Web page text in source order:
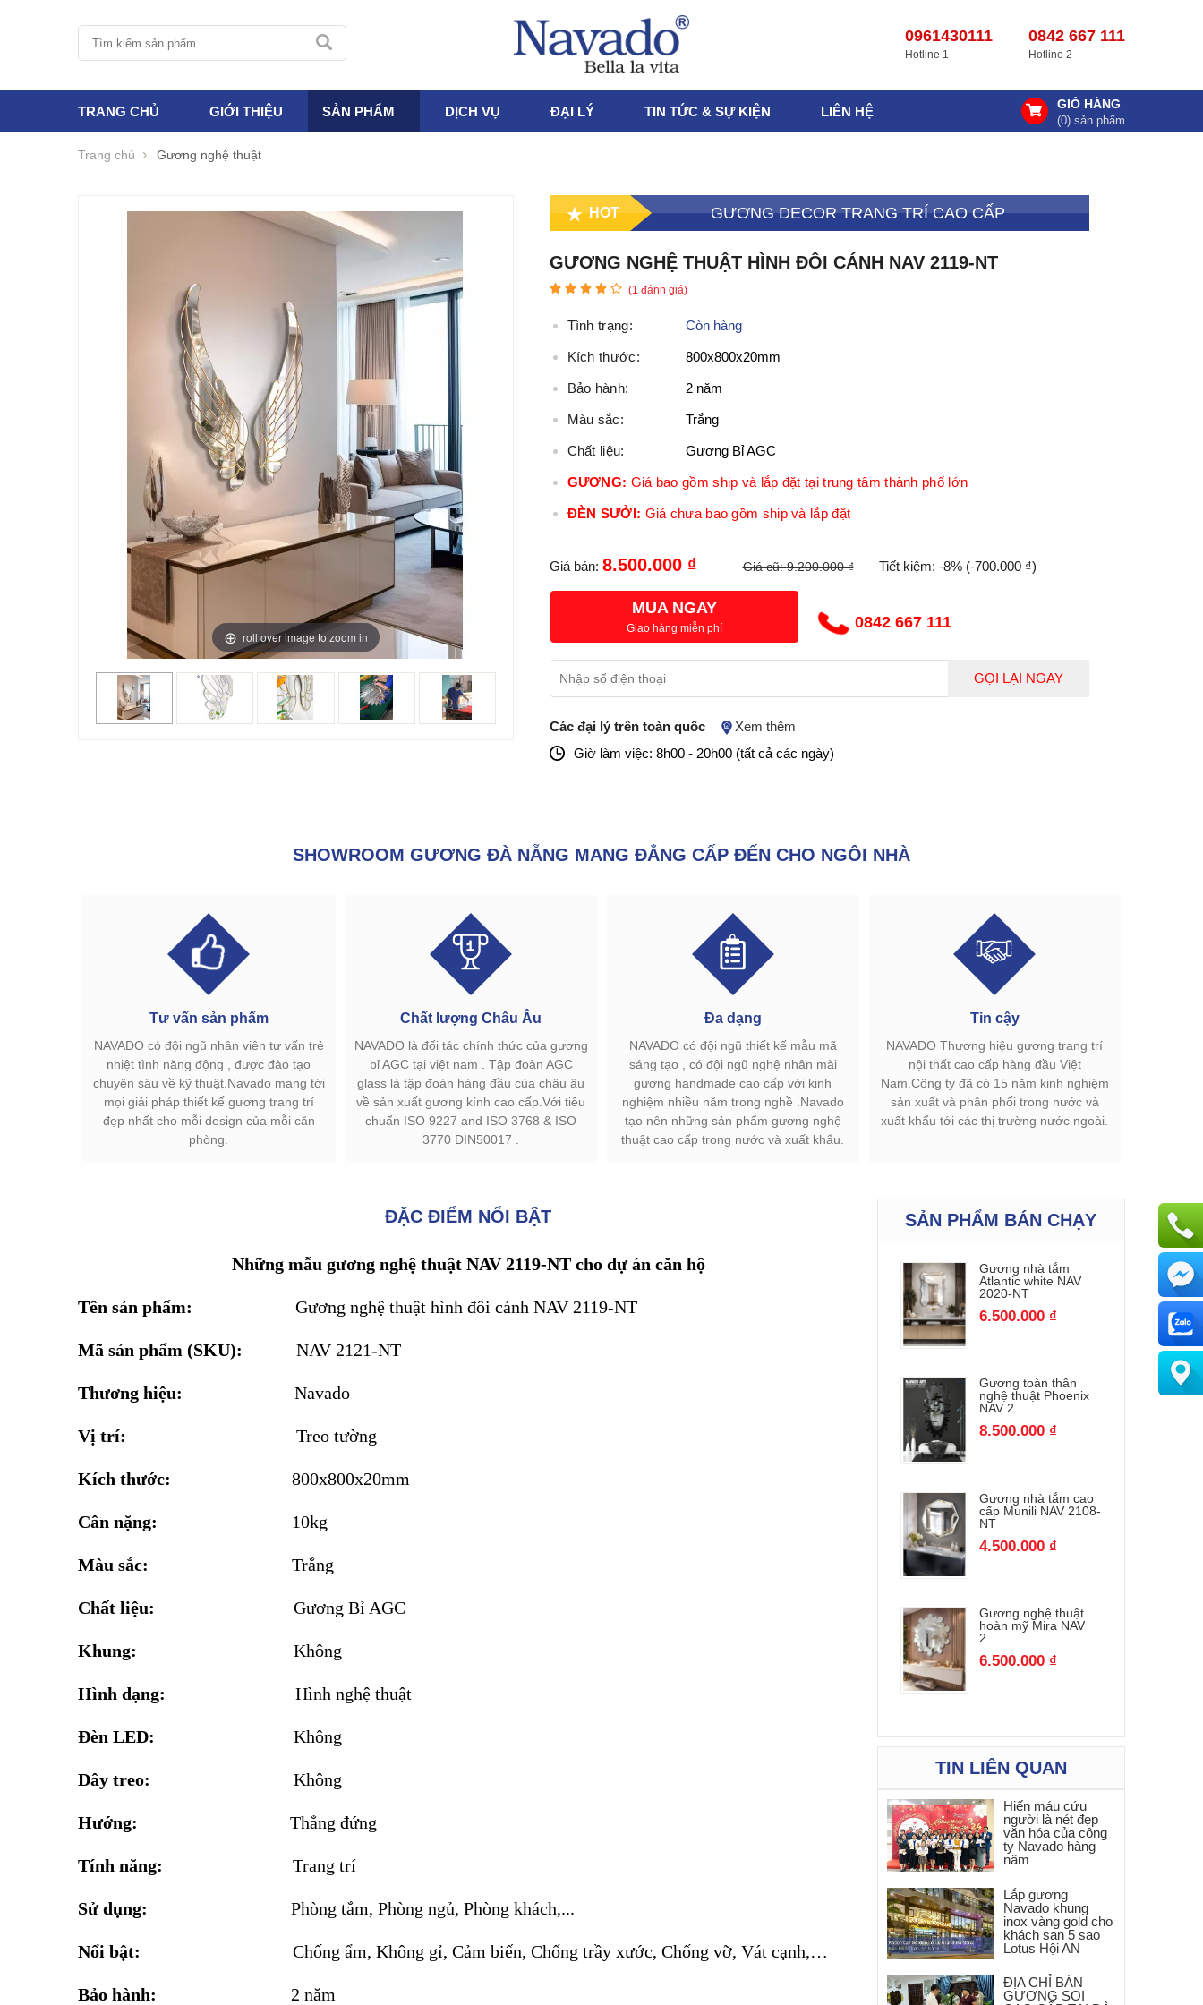
0961430111
Hotline 1
0842 667 111
Hotline 2
TRANG CHỦ GIỚI THIỆU SẢN PHẨM DỊCH VỤ ĐẠI LÝ TIN TỨC & SỰ KIỆN LIÊN HỆ GIỎ HÀNG
(0) sản phẩm
Trang chủ Gương nghệ thuật
roll over image to zoom in
HOT GƯƠNG DECOR TRANG TRÍ CAO CẤP
GƯƠNG NGHỆ THUẬT HÌNH ĐÔI CÁNH NAV 2119-NT
(1 đánh giá)
Tình trạng: Còn hàng
Kích thước: 800x800x20mm
Bảo hành: 2 năm
Màu sắc: Trắng
Chất liệu: Gương Bỉ AGC
GƯƠNG: Giá bao gồm ship và lắp đặt tại trung tâm thành phố lớn
ĐÈN SƯỞI: Giá chưa bao gồm ship và lắp đặt
Giá bán: 8.500.000 ₫ Giá cũ:9.200.000 ₫ Tiết kiệm: -8% (-700.000 ₫)
MUA NGAY
Giao hàng miễn phí 0842 667 111
GỌI LẠI NGAY
Các đại lý trên toàn quốc
Xem thêm
Giờ làm việc: 8h00 - 20h00 (tất cả các ngày)
SHOWROOM GƯƠNG ĐÀ NẴNG MANG ĐẲNG CẤP ĐẾN CHO NGÔI NHÀ
Tư vấn sản phẩm
NAVADO có đội ngũ nhân viên tư vấn trẻ
nhiệt tình năng động , được đào tạo
chuyên sâu về kỹ thuật.Navado mang tới
mọi giải pháp thiết kế gương trang trí
đẹp nhất cho mỗi design của mỗi căn
phòng.
Chất lượng Châu Âu
NAVADO là đối tác chính thức của gương
bỉ AGC tại việt nam . Tập đoàn AGC
glass là tập đoàn hàng đầu của châu âu
về sản xuất gương kính cao cấp.Với tiêu
chuẩn ISO 9227 and ISO 3768 & ISO
3770 DIN50017 .
Đa dạng
NAVADO có đội ngũ thiết kế mẫu mã
sáng tạo , có đội ngũ nghệ nhân mài
gương handmade cao cấp với kinh
nghiệm nhiều năm trong nghề .Navado
tạo nên những sản phẩm gương nghệ
thuật cao cấp trong nước và xuất khẩu.
Tin cậy
NAVADO Thương hiệu gương trang trí
nội thất cao cấp hàng đầu Việt
Nam.Công ty đã có 15 năm kinh nghiệm
sản xuất và phân phối trong nước và
xuất khẩu tới các thị trường nước ngoài.
ĐẶC ĐIỂM NỔI BẬT
Những mẫu gương nghệ thuật NAV 2119-NT cho dự án căn hộ
Tên sản phẩm: Gương nghệ thuật hình đôi cánh NAV 2119-NT
Mã sản phẩm (SKU): NAV 2121-NT
Thương hiệu: Navado
Vị trí: Treo tường
Kích thước: 800x800x20mm
Cân nặng: 10kg
Màu sắc: Trắng
Chất liệu: Gương Bỉ AGC
Khung: Không
Hình dạng: Hình nghệ thuật
Đèn LED: Không
Dây treo: Không
Hướng: Thẳng đứng
Tính năng: Trang trí
Sử dụng: Phòng tắm, Phòng ngủ, Phòng khách,...
Nổi bật: Chống ẩm, Không gỉ, Cảm biến, Chống trầy xước, Chống vỡ, Vát cạnh,…
Bảo hành: 2 năm
SẢN PHẨM BÁN CHẠY
Gương nhà tắm
Atlantic white NAV
2020-NT
6.500.000 ₫
Gương toàn thân
nghệ thuật Phoenix
NAV 2...
8.500.000 ₫
Gương nhà tắm cao
cấp Munili NAV 2108-
NT
4.500.000 ₫
Gương nghệ thuật
hoàn mỹ Mira NAV
2...
6.500.000 ₫
TIN LIÊN QUAN
Hiến máu cứu
người là nét đẹp
văn hóa của công
ty Navado hàng
năm
Lắp gương
Navado khung
inox vàng gold cho
khách sạn 5 sao
Lotus Hội AN
ĐỊA CHỈ BÁN
GƯƠNG SOI